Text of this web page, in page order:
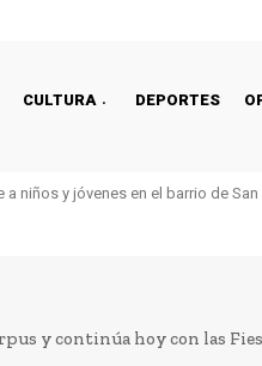
CULTURA DEPORTES
niños y jóvenes en el barrio de San
y continúa hoy con las